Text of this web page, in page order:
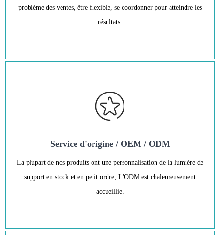
problème des ventes, être flexible, se coordonner pour atteindre les
résultats.
Service d'origine / OEM / ODM
La plupart de nos produits ont une personnalisation de la lumière de
support en stock et en petit ordre; L'ODM est chaleureusement
accueillie.